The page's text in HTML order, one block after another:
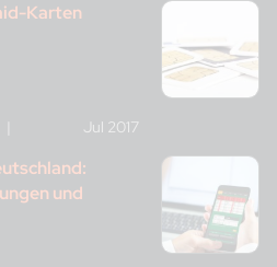
Karten
Jul 2017
und